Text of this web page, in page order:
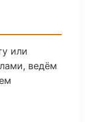
или
ведём